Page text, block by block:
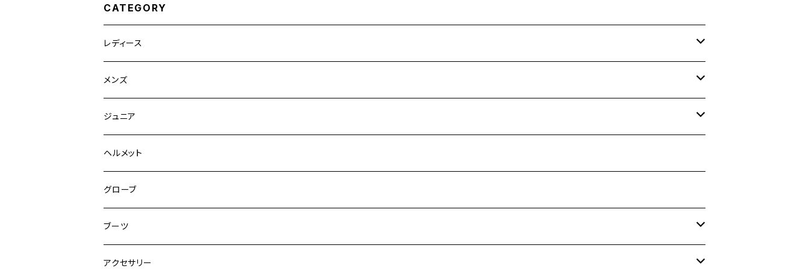
CATEGORY
レディース
競技用ジャケット
キュロット
フルグリップ
ニーグリップ
シャツ
ウェア
アウター
シャツ
メンズ
競技用ジャケット
キュロット
フルグリップ
ニーグリップ
シャツ
ウェア
アウター
ジュニア
キュロット
ウエア
ヘルメット
グローブ
ブーツ
ロングブーツ（既製品）
アクセサリー